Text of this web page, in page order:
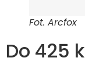
Fot. Arcfox
Do 425